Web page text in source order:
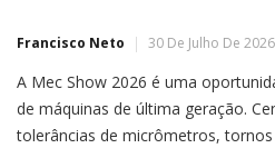
Francisco Neto 30 De Julho De 2026
A Mec Show 2026 é uma
de máquinas de última geração.
tolerâncias de micrômetros,